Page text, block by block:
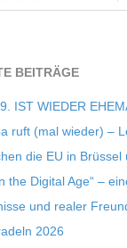
BEITRÄGE
IST WIEDER
ruft (mal wie­der) –
die EU in Brüs­sel
the Digi­tal Age“ –
und rea­ler
2026